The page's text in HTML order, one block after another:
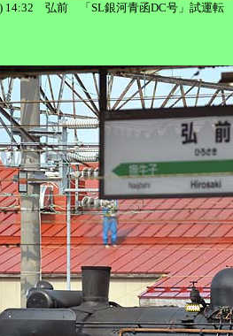
) 14:32 弘前 「SL銀河青函DC号」試運転